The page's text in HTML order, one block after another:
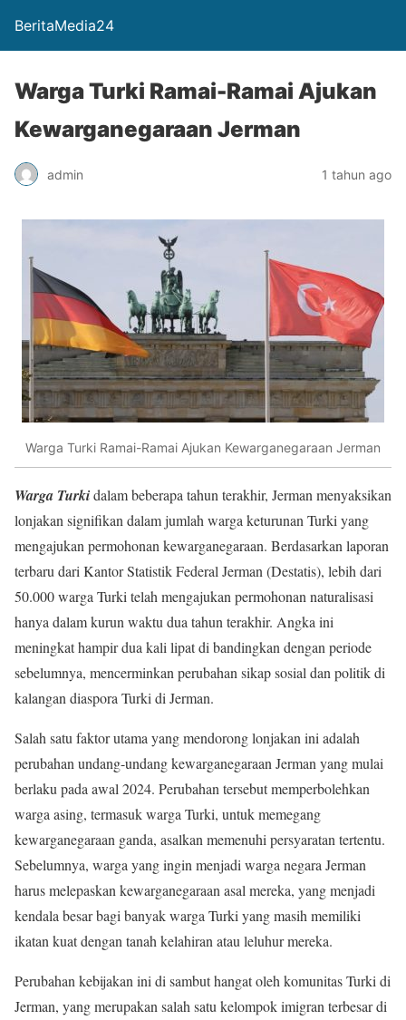
BeritaMedia24
Warga Turki Ramai-Ramai Ajukan
Kewarganegaraan Jerman
admin 1 tahun ago
Warga Turki Ramai-Ramai Ajukan Kewarganegaraan Jerman
Warga Turkidalam beberapa tahun terakhir, Jerman menyaksikan
lonjakan signifikan dalam jumlah warga keturunan Turki yang
mengajukan permohonan kewarganegaraan. Berdasarkan laporan
terbaru dari Kantor Statistik Federal Jerman (Destatis), lebih dari
50.000 warga Turki telah mengajukan permohonan naturalisasi
hanya dalam kurun waktu dua tahun terakhir. Angka ini
meningkat hampir dua kali lipat di bandingkan dengan periode
sebelumnya, mencerminkan perubahan sikap sosial dan politik di
kalangan diaspora Turki di Jerman.
Salah satu faktor utama yang mendorong lonjakan ini adalah
perubahan undang-undang kewarganegaraan Jerman yang mulai
berlaku pada awal 2024. Perubahan tersebut memperbolehkan
warga asing, termasuk warga Turki, untuk memegang
kewarganegaraan ganda, asalkan memenuhi persyaratan tertentu.
Sebelumnya, warga yang ingin menjadi warga negara Jerman
harus melepaskan kewarganegaraan asal mereka, yang menjadi
kendala besar bagi banyak warga Turki yang masih memiliki
ikatan kuat dengan tanah kelahiran atau leluhur mereka.
Perubahan kebijakan ini di sambut hangat oleh komunitas Turki di
Jerman, yang merupakan salah satu kelompok imigran terbesar di